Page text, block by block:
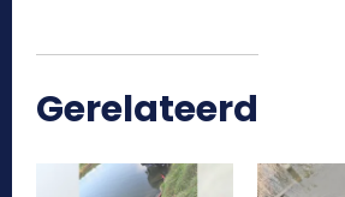
Gerelateerd